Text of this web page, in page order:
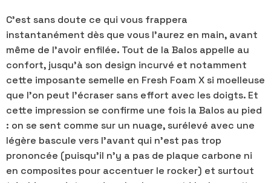
C'est sans doute ce qui vous frappera
instantanément dès que vous l'aurez en main, avant
même de l'avoir enfilée. Tout de la Balos appelle au
confort, jusqu'à son design incurvé et notamment
cette imposante semelle en Fresh Foam X si moelleuse
que l'on peut l'écraser sans effort avec les doigts. Et
cette impression se confirme une fois la Balos au pied
: on se sent comme sur un nuage, surélevé avec une
légère bascule vers l'avant qui n'est pas trop
prononcée (puisqu'il n'y a pas de plaque carbone ni
en composites pour accentuer le rocker) et surtout